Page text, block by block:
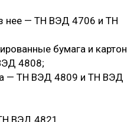
нее — ТН ВЭД 4706 и ТН
бумага и картон
4808;
— ТН ВЭД 4809 и ТН ВЭД